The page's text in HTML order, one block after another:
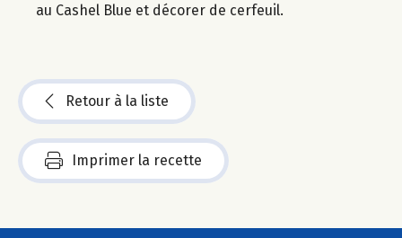
au Cashel Blue et décorer de cerfeuil.
Retour à la liste
Imprimer la recette